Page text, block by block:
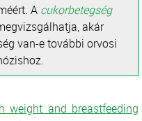
A cukorbetegség
akár
van-e további orvosi
weight and breastfeeding